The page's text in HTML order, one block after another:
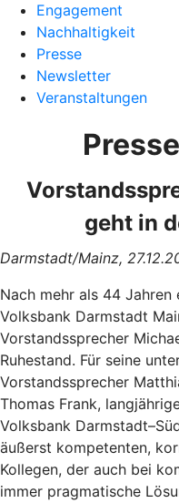
Engagement
Nachhaltigkeit
Presse
Newsletter
Veranstaltungen
geht in
Darmstadt/Mainz,
Nach mehr als 44
Volksbank Darmstadt
Vorstandssprecher
Ruhestand. Für seine
Vorstandssprecher
Thomas Frank,
Volksbank
äußerst kompetenten,
Kollegen, der auch bei
immer pragmatische